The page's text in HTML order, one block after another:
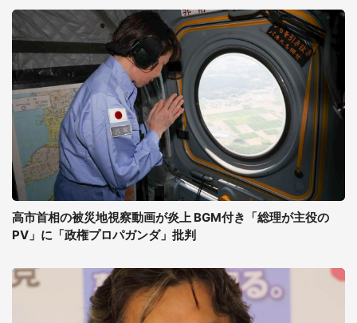
高市首相の被災地視察動画が炎上 BGM付き「総理が主役の
PV」に「政権プロパガンダ」批判